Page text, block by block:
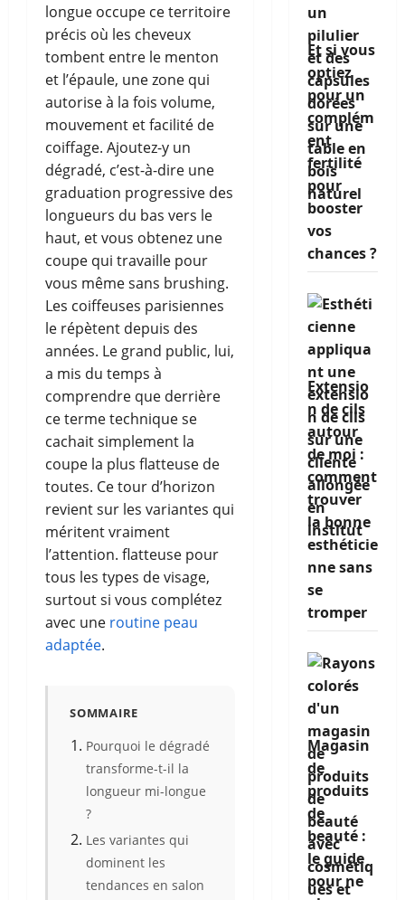
longue occupe ce territoire
précis où les cheveux
tombent entre le menton
et l’épaule, une zone qui
autorise à la fois volume,
mouvement et facilité de
coiffage. Ajoutez-y un
dégradé, c’est-à-dire une
graduation progressive des
longueurs du bas vers le
haut, et vous obtenez une
coupe qui travaille pour
vous même sans brushing.
Les coiffeuses parisiennes
le répètent depuis des
années. Le grand public, lui,
a mis du temps à
comprendre que derrière
ce terme technique se
cachait simplement la
coupe la plus flatteuse de
toutes. Ce tour d’horizon
revient sur les variantes qui
méritent vraiment
l’attention. flatteuse pour
tous les types de visage,
surtout si vous complétez
avec une routine peau
adaptée.
SOMMAIRE
Pourquoi le dégradé
transforme-t-il la
longueur mi-longue
?
Les variantes qui
dominent les
tendances en salon
Et si vous
optiez
pour un
complém
ent
fertilité
pour
booster
vos
chances ?
Extensio
n de cils
autour
de moi :
comment
trouver
la bonne
esthéticie
nne sans
se
tromper
Magasin
de
produits
de
beauté :
le guide
pour ne